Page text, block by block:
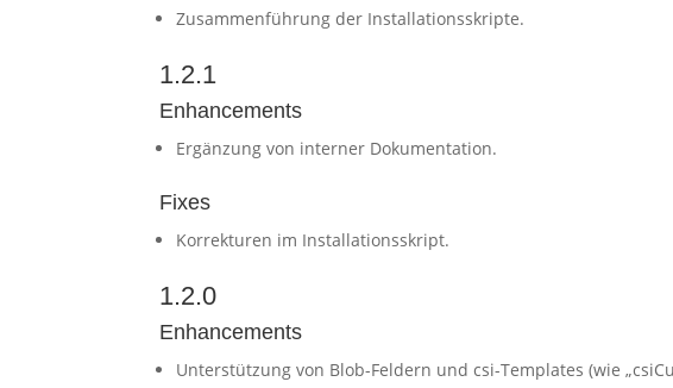
Zusammenführung der Installationsskripte.
1.2.1
Enhancements
Ergänzung von interner Dokumentation.
Fixes
Korrekturen im Installationsskript.
1.2.0
Enhancements
Unterstützung von Blob-Feldern und csi-Templates (wie